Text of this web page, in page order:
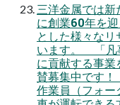
三洋金属では
に創業60年を
とした様々な
います。 「凡
に貢献する事
賛募集中です
作業員（フォー